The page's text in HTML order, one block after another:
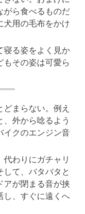
がら食べるものだ
犬用の毛布をかけ
寝る姿をよく見か
もその姿は可愛ら
まらない。例え
外から唸るよう
イクのエンジン音
わりにガチャリ
して、バタバタと
アが閉まる音が挟
し、すぐに遠くへ